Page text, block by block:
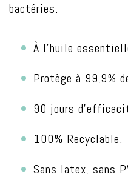
bactéries.
À l’huile
Protège à 99,9%
90 jours
100% Recyclable.
Sans latex, sans